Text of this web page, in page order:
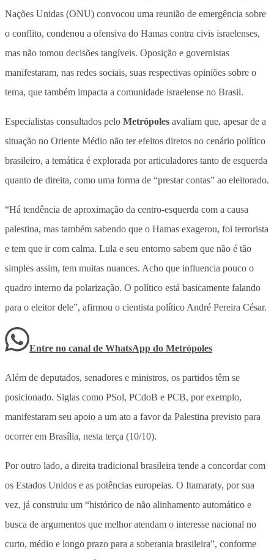
Nações Unidas (ONU) convocou uma reunião de emergência sobre
o conflito, condenou a ofensiva do Hamas contra civis israelenses,
mas não tomou decisões tangíveis. Oposição e governistas
manifestaram, nas redes sociais, suas respectivas opiniões sobre o
tema, que também impacta a comunidade israelense no Brasil.
Especialistas consultados pelo Metrópoles avaliam que, apesar de a
situação no Oriente Médio não ter efeitos diretos no cenário político
brasileiro, a temática é explorada por articuladores tanto de esquerda
quanto de direita, como uma forma de “prestar contas” ao eleitorado.
“Há tendência de aproximação da centro-esquerda com a causa
palestina, mas também sabendo que o Hamas exagerou, foi terrorista
e tem que ir com calma. Lula e seu entorno sabem que não é tão
simples assim, tem muitas nuances. Acho que influencia pouco o
quadro interno da polarização. O político está basicamente falando
para o eleitor dele”, afirmou o cientista político André Pereira César.
Entre no canal de WhatsApp do Metrópoles
Além de deputados, senadores e ministros, os partidos têm se
posicionado. Siglas como PSol, PCdoB e PCB, por exemplo,
manifestaram seu apoio a um ato a favor da Palestina previsto para
ocorrer em Brasília, nesta terça (10/10).
Por outro lado, a direita tradicional brasileira tende a concordar com
os Estados Unidos e as potências europeias. O Itamaraty, por sua
vez, já construiu um “histórico de não alinhamento automático e
busca de argumentos que melhor atendam o interesse nacional no
curto, médio e longo prazo para a soberania brasileira”, conforme